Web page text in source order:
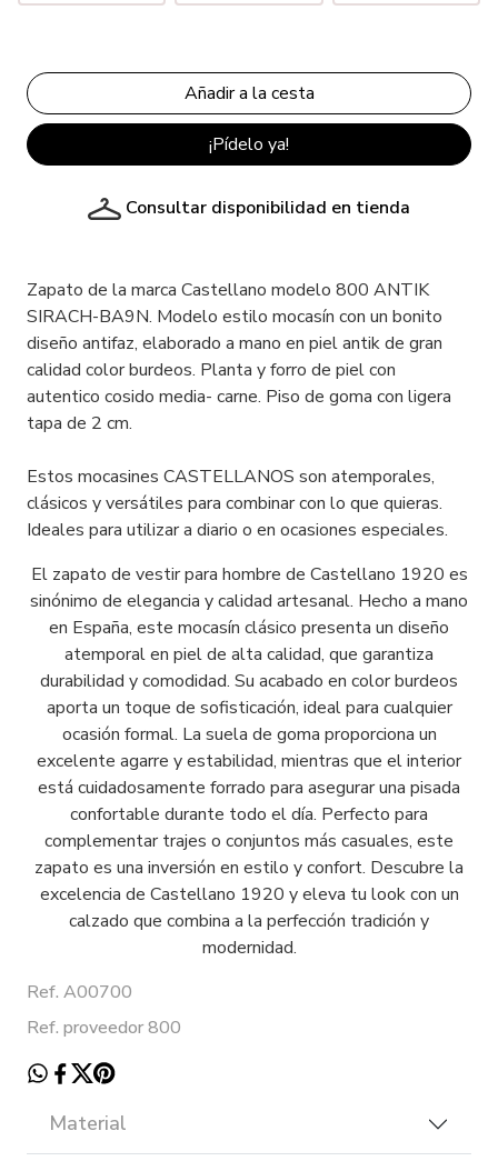
¡Pídelo ya!
Consultar disponibilidad en tienda
Zapato de la marca Castellano modelo 800 ANTIK
SIRACH-BA9N. Modelo estilo mocasín con un bonito
diseño antifaz, elaborado a mano en piel antik de gran
calidad color burdeos. Planta y forro de piel con
autentico cosido media- carne. Piso de goma con ligera
tapa de 2 cm.
Estos mocasines CASTELLANOS son atemporales,
clásicos y versátiles para combinar con lo que quieras.
Ideales para utilizar a diario o en ocasiones especiales.
El zapato de vestir para hombre de Castellano 1920 es
sinónimo de elegancia y calidad artesanal. Hecho a mano
en España, este mocasín clásico presenta un diseño
atemporal en piel de alta calidad, que garantiza
durabilidad y comodidad. Su acabado en color burdeos
aporta un toque de sofisticación, ideal para cualquier
ocasión formal. La suela de goma proporciona un
excelente agarre y estabilidad, mientras que el interior
está cuidadosamente forrado para asegurar una pisada
confortable durante todo el día. Perfecto para
complementar trajes o conjuntos más casuales, este
zapato es una inversión en estilo y confort. Descubre la
excelencia de Castellano 1920 y eleva tu look con un
calzado que combina a la perfección tradición y
modernidad.
Ref. A00700
Ref. proveedor 800
Material